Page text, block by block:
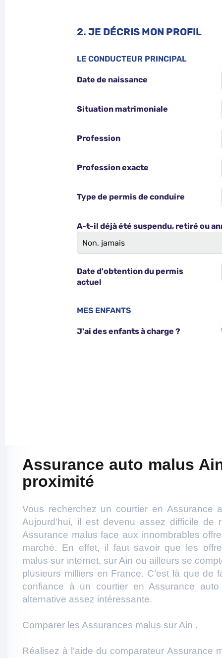
Assurance auto malus
proximité
Vous recherchez un courtier en Assurance
Aujourd’hui, il est devenu assez difficile de
Assurance malus face aux innombrables
marché. En effet, il faut savoir que les
malus sur internet, sur Ain ou ailleurs se
plusieurs milliers en France. C’est là que de
confiance à un courtier en Assurance
alternative assez intéressante.
Comparer les Assurances malus sur Ain .
Réalisez à l'aide du comparateur Assurance